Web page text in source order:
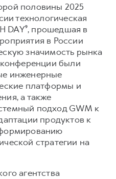
половины 2025
технологическая
DAY⁹, прошедшая в
в России
значимость рынка
были
инженерные
платформы и
а также
подход GWM к
продуктов к
стратегии на
агентства